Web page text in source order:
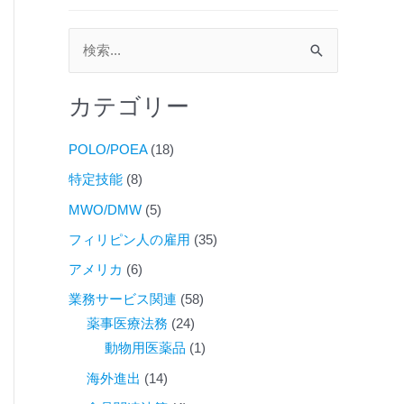
対
カテゴリー
POLO/POEA(18)
特定技能 (8)
MWO/DMW (5)
フィリピン人の雇用 (35)
アメリカ (6)
業務サービス関連 (58)
薬事医療法務 (24)
動物用医薬品 (1)
海外進出 (14)